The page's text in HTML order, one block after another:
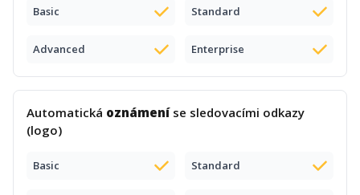
Basic Standard
Advanced Enterprise
Automatická oznámeníse sledovacími odkazy
(logo)
Basic Standard